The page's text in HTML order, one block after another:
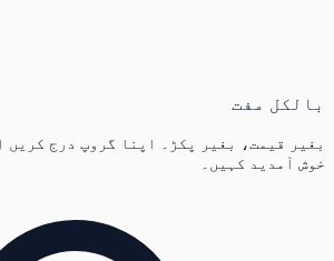
بالکل مفت
بغیر قیمت، بغیر پکڑ۔ اپنا گروپ درج کریں
خوش آمدید کہیں۔